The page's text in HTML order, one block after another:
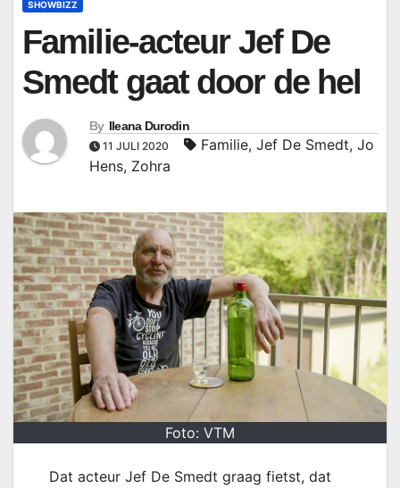
SHOWBIZZ
Familie-acteur Jef De
Smedt gaat door de hel
By Ileana Durodin
11 JULI 2020 Familie, Jef De Smedt, Jo
Hens, Zohra
Foto: VTM
Dat acteur Jef De Smedt graag fietst, dat